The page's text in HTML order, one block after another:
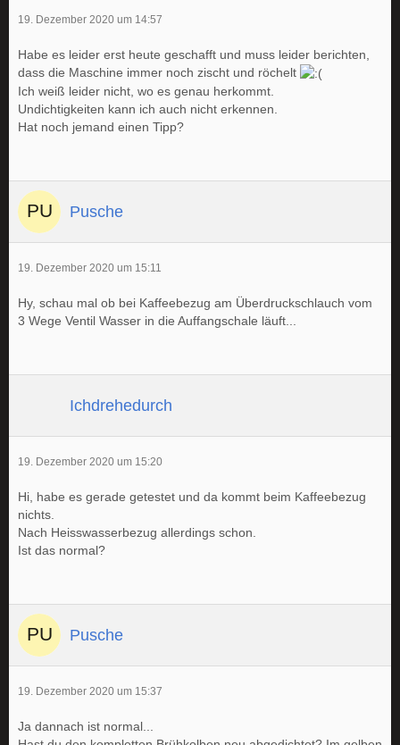
19. Dezember 2020 um 14:57
Habe es leider erst heute geschafft und muss leider berichten,
dass die Maschine immer noch zischt und röchelt
Ich weiß leider nicht, wo es genau herkommt.
Undichtigkeiten kann ich auch nicht erkennen.
Hat noch jemand einen Tipp?
Pusche
19. Dezember 2020 um 15:11
Hy, schau mal ob bei Kaffeebezug am Überdruckschlauch vom
3 Wege Ventil Wasser in die Auffangschale läuft...
Ichdrehedurch
19. Dezember 2020 um 15:20
Hi, habe es gerade getestet und da kommt beim Kaffeebezug
nichts.
Nach Heisswasserbezug allerdings schon.
Ist das normal?
Pusche
19. Dezember 2020 um 15:37
Ja dannach ist normal...